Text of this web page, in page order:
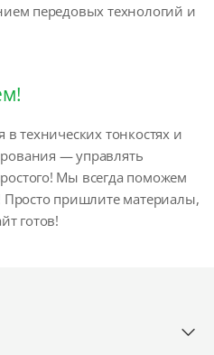
передовых технологий и
технических тонкостях и
— управлять
Мы всегда поможем
Просто пришлите материалы,
готов!